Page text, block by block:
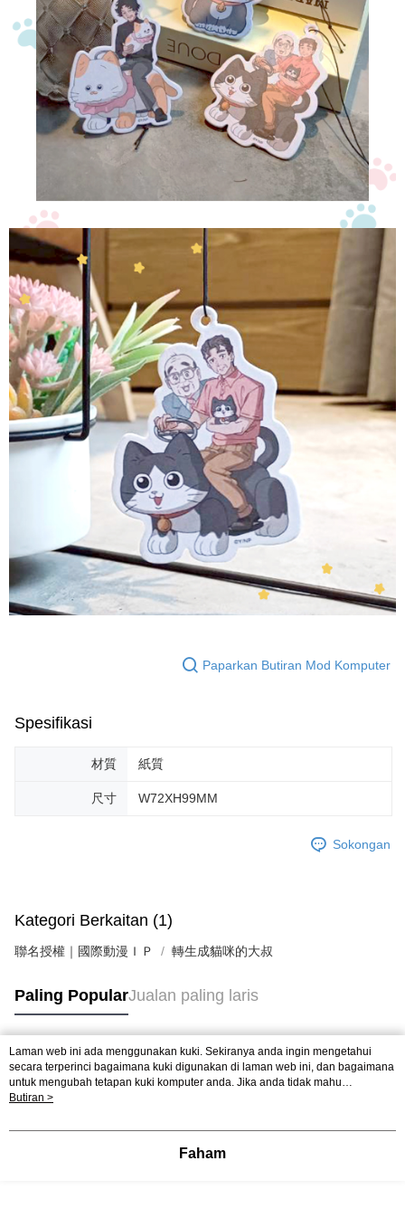
Paparkan Butiran Mod Komputer
Spesifikasi
材質 紙質
尺寸 W72XH99MM
Sokongan
Kategori Berkaitan (1)
聯名授權｜國際動漫ＩＰ 轉生成貓咪的大叔
Paling PopularJualan paling laris
Tag Popular
Laman web ini ada menggunakan kuki. Sekiranya anda ingin mengetahui
secara terperinci bagaimana kuki digunakan di laman web ini, dan bagaimana
untuk mengubah tetapan kuki komputer anda. Jika anda tidak mahu
menggunakan kuki di komputer anda, sila rujuk penerangan mengenai kuki.
mengetahui secara terperinci bagaimana kuki digunakan di laman web ini,
mahu menggunakan kuki di komputer anda, sila rujuk penerangan mengenai
Butiran >
Faham